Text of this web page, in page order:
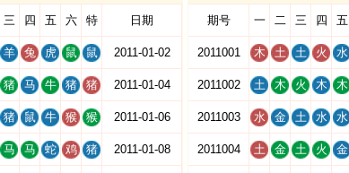
三 四 五 六 特 日期
羊 兔 虎 鼠 鼠 2011-01-02
猪 马 牛 猪 猪 2011-01-04
猪 鼠 牛 猴 猴 2011-01-06
马 马 蛇 鸡 猪 2011-01-08
期号 一 二 三 四 五
2011001 木 土 土 火 水
2011002 土 木 火 木 木
2011003 水 金 土 水 水
2011004 土 金 土 火 金